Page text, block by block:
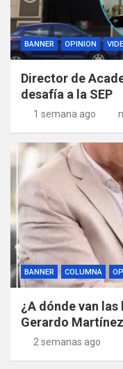
BANNER OPINION
Director de
desafía a la SEP
1 semana ago
BANNER COLUMNA
¿A dónde van
Gerardo Martínez
2 semanas ago